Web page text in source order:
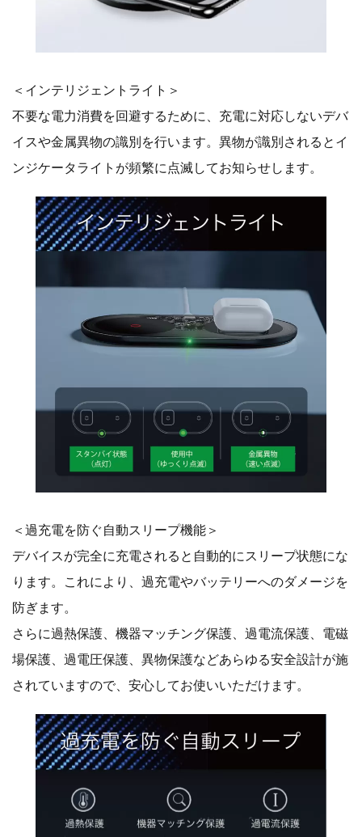
＜インテリジェントライト＞
不要な電力消費を回避するために、充電に対応しないデバ
イスや金属異物の識別を行います。異物が識別されるとイ
ンジケータライトが頻繁に点滅してお知らせします。
＜過充電を防ぐ自動スリープ機能＞
デバイスが完全に充電されると自動的にスリープ状態にな
ります。これにより、過充電やバッテリーへのダメージを
防ぎます。
さらに過熱保護、機器マッチング保護、過電流保護、電磁
場保護、過電圧保護、異物保護などあらゆる安全設計が施
されていますので、安心してお使いいただけます。